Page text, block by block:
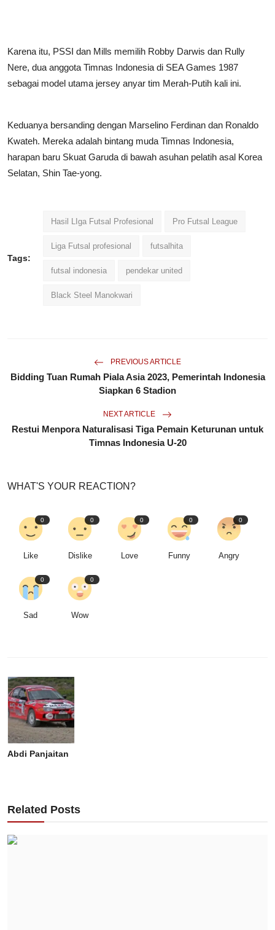
Karena itu, PSSI dan Mills memilih Robby Darwis dan Rully
Nere, dua anggota Timnas Indonesia di SEA Games 1987
sebagai model utama jersey anyar tim Merah-Putih kali ini.
Keduanya bersanding dengan Marselino Ferdinan dan Ronaldo
Kwateh. Mereka adalah bintang muda Timnas Indonesia,
harapan baru Skuat Garuda di bawah asuhan pelatih asal Korea
Selatan, Shin Tae-yong.
Tags:
Hasil LIga Futsal Profesional Pro Futsal League
Liga Futsal profesional futsalhita
futsal indonesia pendekar united
Black Steel Manokwari
PREVIOUS ARTICLE
Bidding Tuan Rumah Piala Asia 2023, Pemerintah Indonesia
Siapkan 6 Stadion
NEXT ARTICLE
Restui Menpora Naturalisasi Tiga Pemain Keturunan untuk
Timnas Indonesia U-20
WHAT'S YOUR REACTION?
0
Like
0
Dislike
0
Love
0
Funny
0
Angry
0
Sad
0
Wow
Abdi Panjaitan
Related Posts